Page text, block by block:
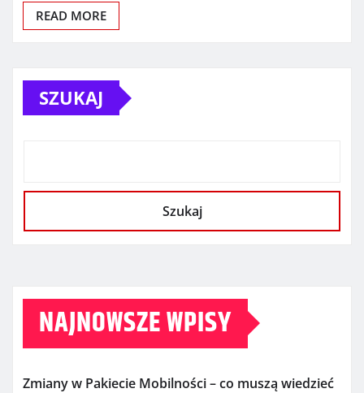
READ MORE
SZUKAJ
Szukaj
NAJNOWSZE WPISY
Zmiany w Pakiecie Mobilności – co muszą wiedzieć